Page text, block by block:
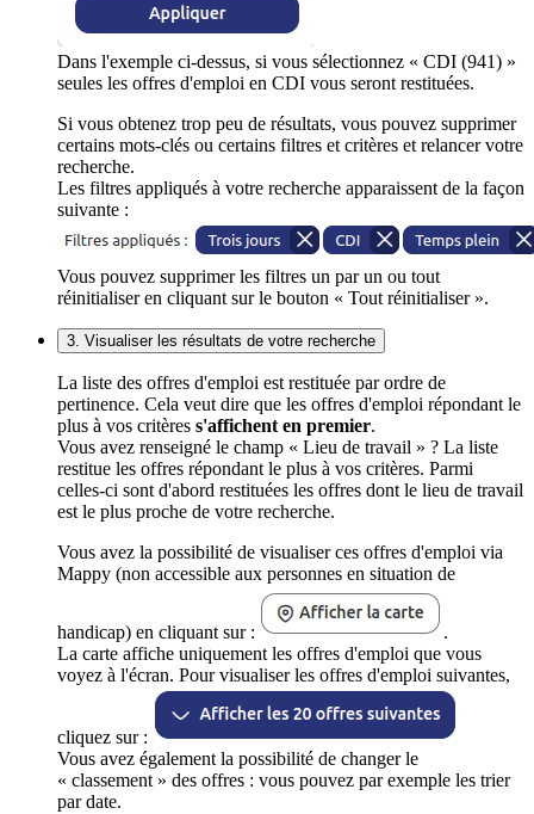
Dans l'exemple ci-dessus, si vous sélectionnez « CDI (941) »
seules les offres d'emploi en CDI vous seront restituées.
Si vous obtenez trop peu de résultats, vous pouvez supprimer
certains mots-clés ou certains filtres et critères et relancer votre
recherche.
Les filtres appliqués à votre recherche apparaissent de la façon
suivante :
Vous pouvez supprimer les filtres un par un ou tout
réinitialiser en cliquant sur le bouton « Tout réinitialiser ».
3. Visualiser les résultats de votre recherche
La liste des offres d'emploi est restituée par ordre de
pertinence. Cela veut dire que les offres d'emploi répondant le
plus à vos critères s'affichent en premier.
Vous avez renseigné le champ « Lieu de travail » ? La liste
restitue les offres répondant le plus à vos critères. Parmi
celles-ci sont d'abord restituées les offres dont le lieu de travail
est le plus proche de votre recherche.
Vous avez la possibilité de visualiser ces offres d'emploi via
Mappy (non accessible aux personnes en situation de
handicap) en cliquant sur :
.
La carte affiche uniquement les offres d'emploi que vous
voyez à l'écran. Pour visualiser les offres d'emploi suivantes,
cliquez sur :
Vous avez également la possibilité de changer le
« classement » des offres : vous pouvez par exemple les trier
par date.